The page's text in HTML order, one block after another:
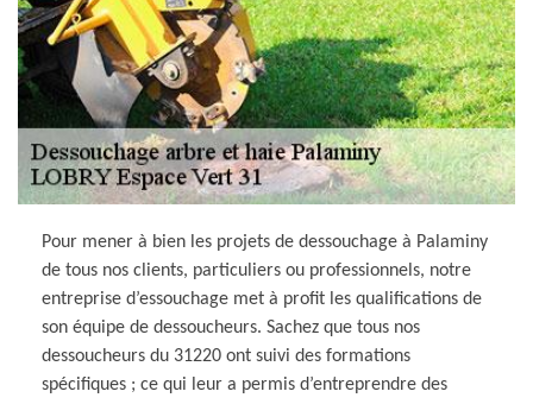
Pour mener à bien les projets de dessouchage à Palaminy
de tous nos clients, particuliers ou professionnels, notre
entreprise d’essouchage met à profit les qualifications de
son équipe de dessoucheurs. Sachez que tous nos
dessoucheurs du 31220 ont suivi des formations
spécifiques ; ce qui leur a permis d’entreprendre des